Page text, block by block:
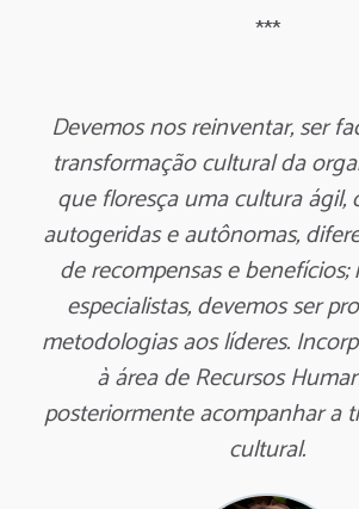
***
Devemos nos reinventar, ser
transformação cultural da
que floresça uma cultura ágil,
autogeridas e autônomas,
de recompensas e
especialistas, devemos ser
metodologias aos líderes.
à área de Recursos
posteriormente acompanhar a
cultural.